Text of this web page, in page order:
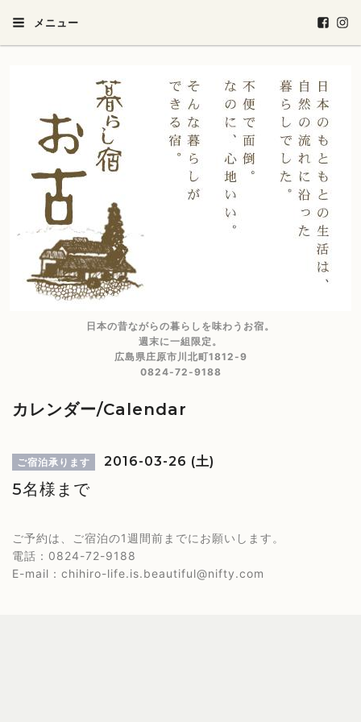
メニュー
日本の昔ながらの暮らしを味わうお宿。
週末に一組限定。
広島県庄原市川北町1812-9
0824-72-9188
カレンダー/Calendar
ご宿泊承ります 2016-03-26 (土)
5名様まで
ご予約は、ご宿泊の1週間前までにお願いします。
電話：0824-72-9188
E-mail：chihiro-life.is.beautiful@nifty.com